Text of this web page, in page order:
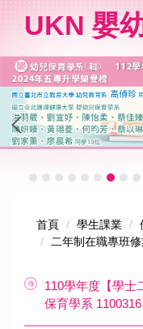
要
內
容
區
UKN 嬰
首頁 學生課業
二年制在職專班
110學年度【學士
保育學系 1100316